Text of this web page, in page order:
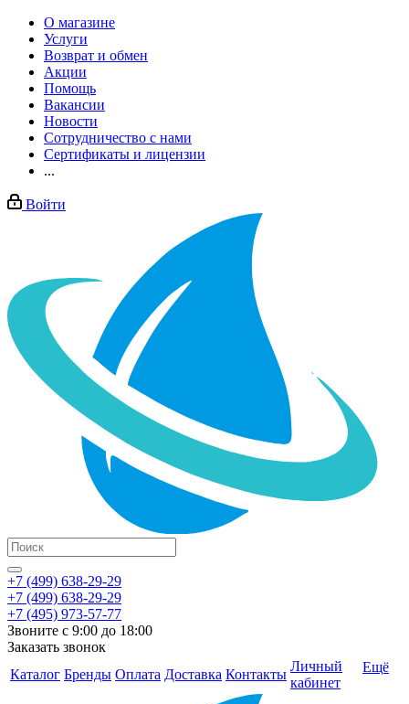
О магазине
Услуги
Возврат и обмен
Акции
Помощь
Вакансии
Новости
Сотрудничество с нами
Сертификаты и лицензии
...
Войти
+7 (499) 638-29-29
+7 (499) 638-29-29
+7 (495) 973-57-77
Звоните с 9:00 до 18:00
Заказать звонок
Каталог Бренды Оплата Доставка Контакты
Личный
кабинет
Ещё